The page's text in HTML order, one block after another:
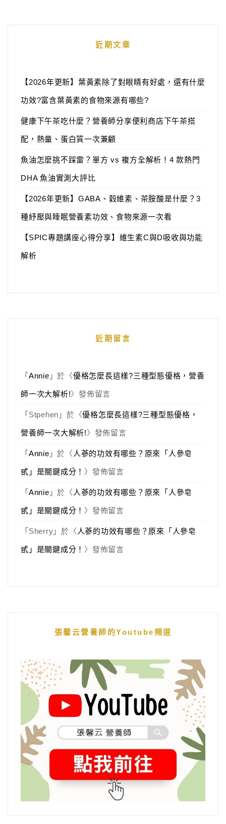
近期文章
【2026年更新】葉黃素除了對眼睛有好處，還有什麼
功效?富含葉黃素的食物來源有哪些?
健康下午茶吃什麼？營養師分享便利商店下午茶搭
配，熱量、蛋白質一次兼顧
魚油怎麼挑不踩雷？單方 vs 複方全解析！4 款熱門
DHA 魚油實測大評比
【2026年更新】GABA、穀維素、茶胺酸是什麼？3
種紓壓與睡眠營養素功效、食物來源一次看
【SPIC專題講座心得分享】維生素C與D吸收與功能
解析
近期留言
「 Annie 」於〈優格怎麼長這樣?三種型態優格，營養
師一次大解析!〉發佈留言
「 Stpehen 」於〈優格怎麼長這樣?三種型態優格，
營養師一次大解析!〉發佈留言
「 Annie 」於〈 人蔘的功效有哪些？原來「人參皂
甙」是關鍵成分！ 〉發佈留言
「 Annie 」於〈 人蔘的功效有哪些？原來「人參皂
甙」是關鍵成分！ 〉發佈留言
「 Sherry 」於〈 人蔘的功效有哪些？原來「人參皂
甙」是關鍵成分！ 〉發佈留言
張馨云營養師的Youtube頻道